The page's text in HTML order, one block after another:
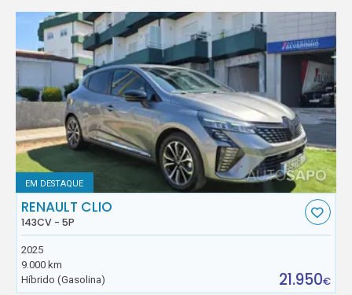
EM DESTAQUE
RENAULT CLIO
143CV - 5P
2025
9.000 km
Híbrido (Gasolina)
21.950€